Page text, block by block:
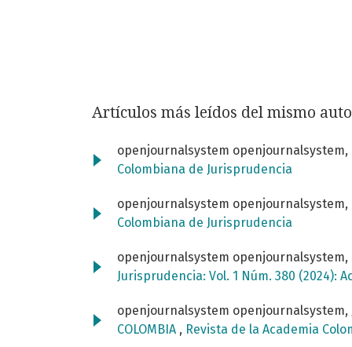
Artículos más leídos del mismo
openjournalsystem openjournalsystem,
Colombiana de Jurisprudencia
openjournalsystem openjournalsystem,
Colombiana de Jurisprudencia
openjournalsystem openjournalsystem,
Jurisprudencia: Vol. 1 Núm. 380 (2024):
openjournalsystem openjournalsystem,
COLOMBIA , Revista de la Academia